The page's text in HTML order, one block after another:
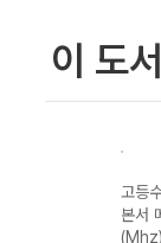
이 도
고등
본서